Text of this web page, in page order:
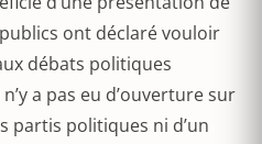
ont déclaré vouloir
débats politiques
a pas eu d’ouverture sur
partis politiques ni d’un